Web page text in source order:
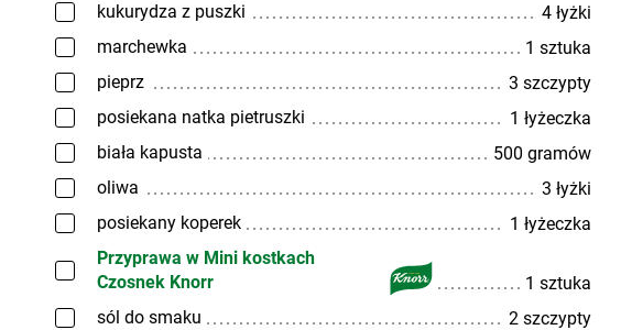
kukurydza z puszki
4 łyżki
marchewka
1 sztuka
pieprz
3 szczypty
posiekana natka pietruszki
1 łyżeczka
biała kapusta
500 gramów
oliwa
3 łyżki
posiekany koperek
1 łyżeczka
Przyprawa w Mini kostkach
Czosnek Knorr
1 sztuka
sól do smaku
2 szczypty